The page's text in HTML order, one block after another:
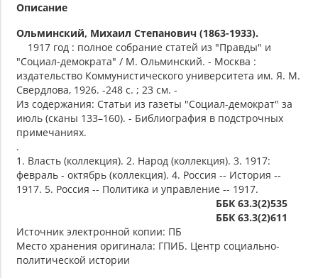
Описание
Ольминский, Михаил Степанович (1863-1933).
1917 год : полное собрание статей из "Правды" и
"Социал-демократа" / М. Ольминский. - Москва :
издательство Коммунистического университета им. Я. М.
Свердлова, 1926. -248 с. ; 23 см. -
Из содержания: Статьи из газеты "Социал-демократ" за
июль (сканы 133–160). - Библиография в подстрочных
примечаниях.
.
1. Власть (коллекция). 2. Народ (коллекция). 3. 1917:
февраль - октябрь (коллекция). 4. Россия -- История --
1917. 5. Россия -- Политика и управление -- 1917.
ББК 63.3(2)535
ББК 63.3(2)611
Источник электронной копии: ПБ
Место хранения оригинала: ГПИБ. Центр социально-
политической истории